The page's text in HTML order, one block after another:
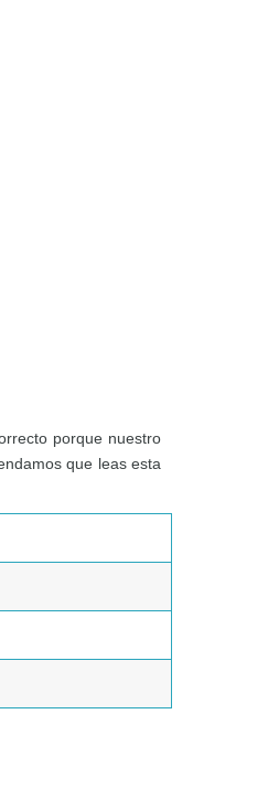
porque nuestro
que leas esta